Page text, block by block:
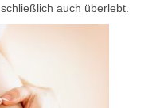
auch überlebt.